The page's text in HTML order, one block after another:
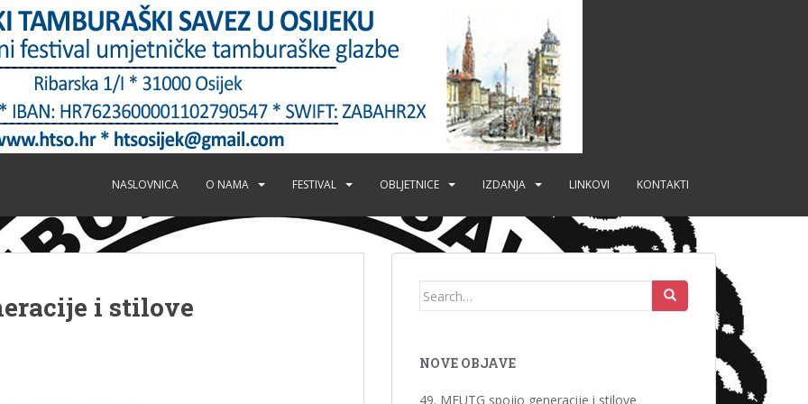
NASLOVNICA O NAMA FESTIVAL OBLJETNICE IZDANJA LINKOVI KONTAKTI
i stilove
Search
NOVE OBJAVE
49. MFUTG spojio generacije i stilove